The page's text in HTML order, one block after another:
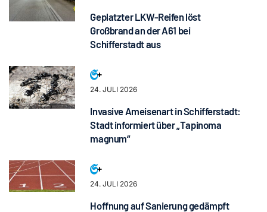
Geplatzter LKW-Reifen löst
Großbrand an der A61 bei
Schifferstadt aus
24. JULI 2026
Invasive Ameisenart in Schifferstadt:
Stadt informiert über „Tapinoma
magnum“
24. JULI 2026
Hoffnung auf Sanierung gedämpft